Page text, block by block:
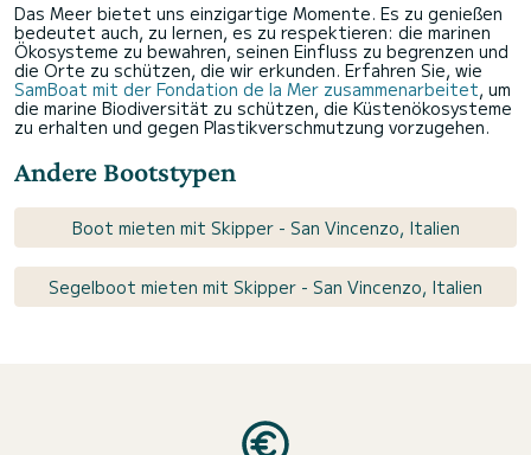
Das Meer bietet uns einzigartige Momente. Es zu genießen
bedeutet auch, zu lernen, es zu respektieren: die marinen
Ökosysteme zu bewahren, seinen Einfluss zu begrenzen und
die Orte zu schützen, die wir erkunden. Erfahren Sie, wie
SamBoat mit der Fondation de la Mer zusammenarbeitet, um
die marine Biodiversität zu schützen, die Küstenökosysteme
zu erhalten und gegen Plastikverschmutzung vorzugehen.
Andere Bootstypen
Boot mieten mit Skipper - San Vincenzo, Italien
Segelboot mieten mit Skipper - San Vincenzo, Italien